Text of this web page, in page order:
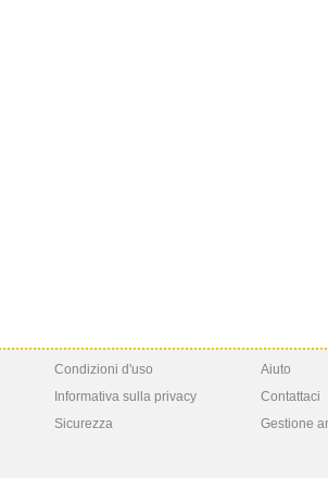
Condizioni d'uso
Informativa sulla privacy
Sicurezza
Aiuto
Contattaci
Gestione